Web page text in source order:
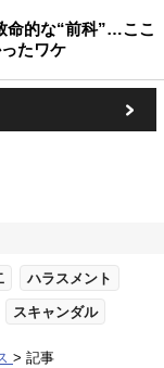
命的な“前科”…ここ
たワケ
ハラスメント
スキャンダル
記事